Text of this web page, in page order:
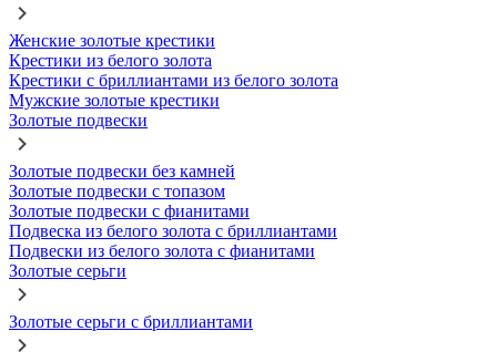
Женские золотые крестики
Крестики из белого золота
Крестики с бриллиантами из белого золота
Мужские золотые крестики
Золотые подвески
Золотые подвески без камней
Золотые подвески с топазом
Золотые подвески с фианитами
Подвеска из белого золота с бриллиантами
Подвески из белого золота с фианитами
Золотые серьги
Золотые серьги с бриллиантами